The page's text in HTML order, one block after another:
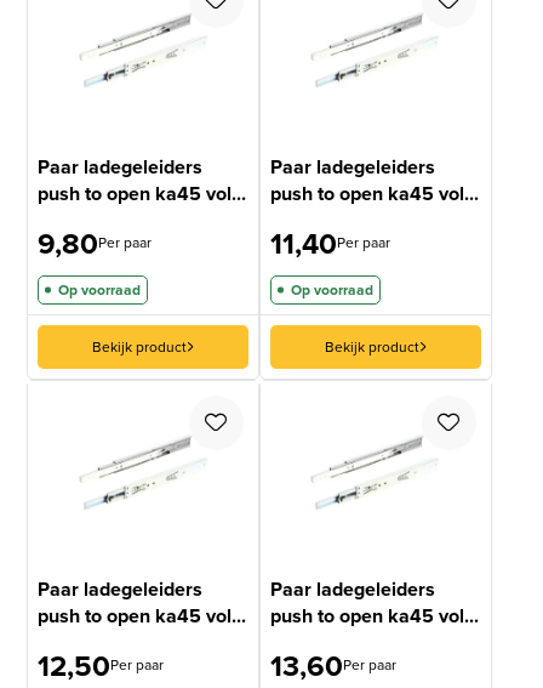
Paar ladegeleiders
push to open ka45 vol...
9,80Per paar
Op voorraad
Bekijk product
Paar ladegeleiders
push to open ka45 vol...
11,40Per paar
Op voorraad
Bekijk product
Paar ladegeleiders
push to open ka45 vol...
12,50Per paar
Paar ladegeleiders
push to open ka45 vol...
13,60Per paar